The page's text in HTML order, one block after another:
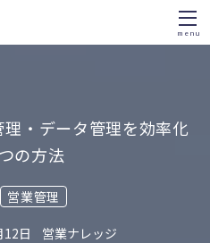
menu
・データ管理を効率化
の方法
営業管理
12日 営業ナレッジ